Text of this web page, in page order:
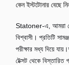
ফিক্সিং
ভূত
কেন ইস্টটোনার বেছে
Statoner-এ, আমরা
বিশ্বাসী। প্রতিটি
পরীক্ষার মধ্য দিয়ে
টেক্সট থেকে